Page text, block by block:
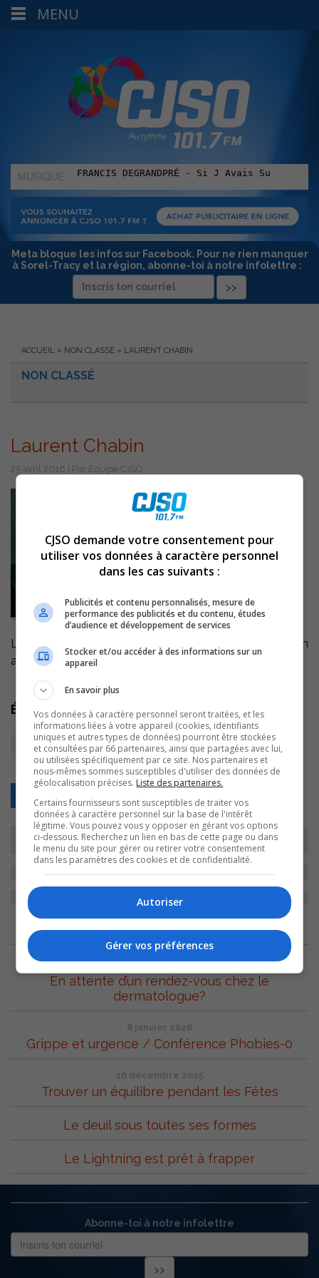
MUSIQUE
:
Meta bloque les infos sur Facebook. Pour ne rien manquer
à Sorel-Tracy et la région, abonne-toi à notre infolettre :
ACCUEIL » NON CLASSÉ » LAURENT CHABIN
NON CLASSÉ
Laurent Chabin
25 avril 2016 | Par Équipe CJSO
Laurent Chabin nous parle de son livre ‘Embrasse ton
amour sans lâcher ton couteau’ Expression noire.
Écoutez l'extrait audio
Retour
ARCHIVES
12 mars 2026
En attente d’un rendez-vous chez le
dermatologue?
8 janvier 2026
Grippe et urgence / Conférence Phobies-0
10 décembre 2025
Trouver un équilibre pendant les Fêtes
Le deuil sous toutes ses formes
Le Lightning est prêt à frapper
Abonne-toi à notre infolettre
MENU
CJSO demande votre consentement pour
utiliser vos données à caractère personnel
dans les cas suivants :
Publicités et contenu personnalisés, mesure de
performance des publicités et du contenu, études
d’audience et développement de services
Stocker et/ou accéder à des informations sur un
appareil
En savoir plus
Vos données à caractère personnel seront traitées, et les
informations liées à votre appareil (cookies, identifiants
uniques et autres types de données) pourront être stockées
et consultées par 66 partenaires, ainsi que partagées avec lui,
ou utilisées spécifiquement par ce site. Nos partenaires et
nous-mêmes sommes susceptibles d'utiliser des données de
géolocalisation précises. Liste des partenaires.
Certains fournisseurs sont susceptibles de traiter vos
données à caractère personnel sur la base de l'intérêt
légitime. Vous pouvez vous y opposer en gérant vos options
ci-dessous. Recherchez un lien en bas de cette page ou dans
le menu du site pour gérer ou retirer votre consentement
dans les paramètres des cookies et de confidentialité.
Autoriser
Gérer vos préférences